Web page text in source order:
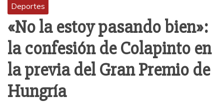
Deportes
«No la estoy pasando bien»:
la confesión de Colapinto en
la previa del Gran Premio de
Hungría